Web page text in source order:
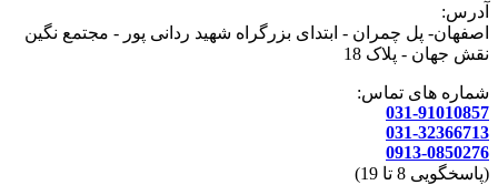
آدرس:
اصفهان- پل چمران - ابتدای بزرگراه شهید ردانی پور - مجتمع نگین
نقش جهان - پلاک 18
شماره های تماس:
031-91010857
031-32366713
0913-0850276
(پاسخگویی 8 تا 19)